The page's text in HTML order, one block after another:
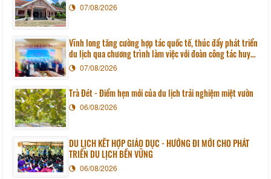
07/08/2026
Vĩnh long tăng cường hợp tác quốc tế, thúc đẩy phát triển
du lịch qua chương trình làm việc với đoàn công tác huyện
Sunchang (Hàn quốc)
07/08/2026
Trà Đét - Điểm hẹn mới của du lịch trải nghiệm miệt vườn
06/08/2026
DU LỊCH KẾT HỢP GIÁO DỤC - HƯỚNG ĐI MỚI CHO PHÁT
TRIỂN DU LỊCH BỀN VỮNG
06/08/2026